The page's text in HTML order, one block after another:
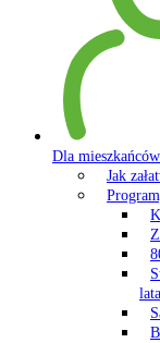
Dla mieszkańców
Jak